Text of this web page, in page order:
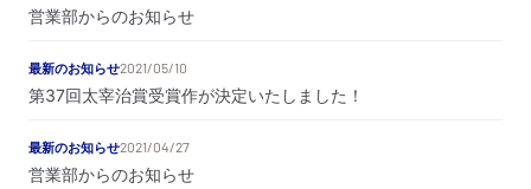
営業部からのお知らせ
最新のお知らせ2021/05/10
第37回太宰治賞受賞作が決定いたしました！
最新のお知らせ2021/04/27
営業部からのお知らせ